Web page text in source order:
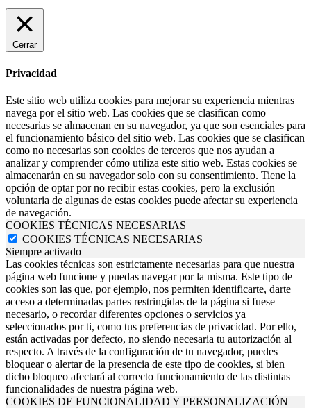
Cerrar
Privacidad
Este sitio web utiliza cookies para mejorar su experiencia mientras
navega por el sitio web. Las cookies que se clasifican como
necesarias se almacenan en su navegador, ya que son esenciales para
el funcionamiento básico del sitio web. Las cookies que se clasifican
como no necesarias son cookies de terceros que nos ayudan a
analizar y comprender cómo utiliza este sitio web. Estas cookies se
almacenarán en su navegador solo con su consentimiento. Tiene la
opción de optar por no recibir estas cookies, pero la exclusión
voluntaria de algunas de estas cookies puede afectar su experiencia
de navegación.
COOKIES TÉCNICAS NECESARIAS
COOKIES TÉCNICAS NECESARIAS
Siempre activado
Las cookies técnicas son estrictamente necesarias para que nuestra
página web funcione y puedas navegar por la misma. Este tipo de
cookies son las que, por ejemplo, nos permiten identificarte, darte
acceso a determinadas partes restringidas de la página si fuese
necesario, o recordar diferentes opciones o servicios ya
seleccionados por ti, como tus preferencias de privacidad. Por ello,
están activadas por defecto, no siendo necesaria tu autorización al
respecto. A través de la configuración de tu navegador, puedes
bloquear o alertar de la presencia de este tipo de cookies, si bien
dicho bloqueo afectará al correcto funcionamiento de las distintas
funcionalidades de nuestra página web.
COOKIES DE FUNCIONALIDAD Y PERSONALIZACIÓN